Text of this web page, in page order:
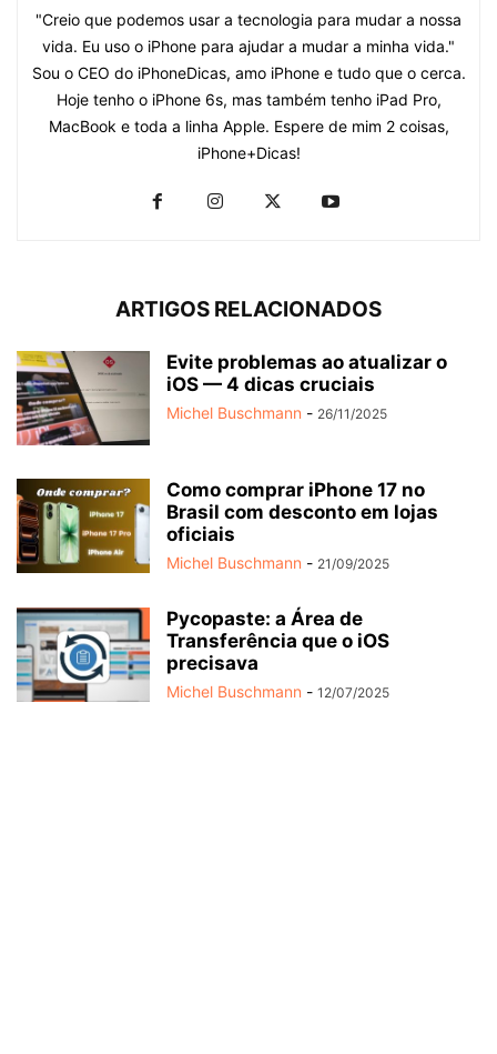
"Creio que podemos usar a tecnologia para mudar a nossa
vida. Eu uso o iPhone para ajudar a mudar a minha vida."
Sou o CEO do iPhoneDicas, amo iPhone e tudo que o cerca.
Hoje tenho o iPhone 6s, mas também tenho iPad Pro,
MacBook e toda a linha Apple. Espere de mim 2 coisas,
iPhone+Dicas!
ARTIGOS RELACIONADOS
Evite problemas ao atualizar o
iOS — 4 dicas cruciais
Michel Buschmann - 26/11/2025
Como comprar iPhone 17 no
Brasil com desconto em lojas
oficiais
Michel Buschmann - 21/09/2025
Pycopaste: a Área de
Transferência que o iOS
precisava
Michel Buschmann - 12/07/2025